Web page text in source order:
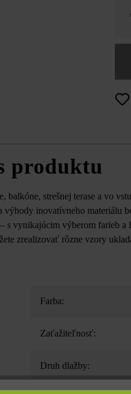
produktu
strešnej terase a vo
inovatívneho materiálu
vynikajúcim výberom farieb
zrealizovať rôzne vzory
Farba:
Zaťažiteľnosť:
Druh dlažby: